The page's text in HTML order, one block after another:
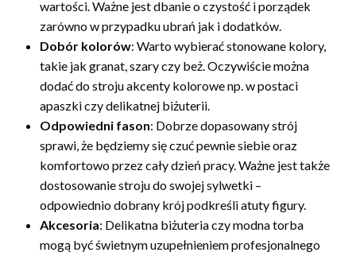
wartości. Ważne jest dbanie o czystość i porządek
zarówno w przypadku ubrań jak i dodatków.
Dobór kolorów: Warto wybierać stonowane kolory,
takie jak granat, szary czy beż. Oczywiście można
dodać do stroju akcenty kolorowe np. w postaci
apaszki czy delikatnej biżuterii.
Odpowiedni fason: Dobrze dopasowany strój
sprawi, że będziemy się czuć pewnie siebie oraz
komfortowo przez cały dzień pracy. Ważne jest także
dostosowanie stroju do swojej sylwetki –
odpowiednio dobrany krój podkreśli atuty figury.
Akcesoria: Delikatna biżuteria czy modna torba
mogą być świetnym uzupełnieniem profesjonalnego